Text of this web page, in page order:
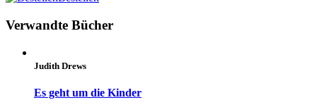
Verwandte Bücher
Judith Drews
Es geht um die Kinder